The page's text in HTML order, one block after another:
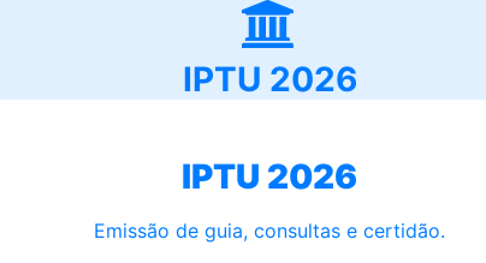
IPTU 2026
IPTU 2026
Emissão de guia, consultas e certidão.